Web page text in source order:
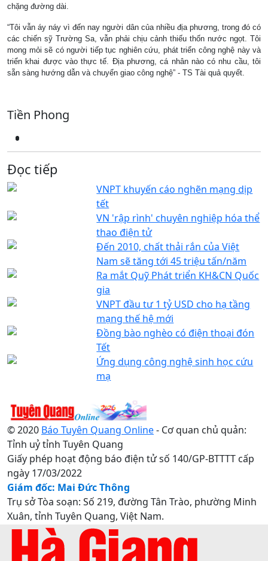
chặng đường dài.
“Tôi vẫn áy náy vì đến nay người dân của nhiều địa phương, trong đó có
các chiến sỹ Trường Sa, vẫn phải chịu cảnh thiếu thốn nước ngọt. Tôi
mong mỏi sẽ có người tiếp tục nghiên cứu, phát triển công nghệ này và
triển khai được vào thực tế. Địa phương, cá nhân nào có nhu cầu, tôi
sẵn sàng hướng dẫn và chuyển giao công nghệ” - TS Tài quả quyết.
Tiền Phong
Đọc tiếp
VNPT khuyến cáo nghẽn mạng dịp
tết
VN 'rập rình' chuyên nghiệp hóa thể
thao điện tử
Đến 2010, chất thải rắn của Việt
Nam sẽ tăng tới 45 triệu tấn/năm
Ra mắt Quỹ Phát triển KH&CN Quốc
gia
VNPT đầu tư 1 tỷ USD cho hạ tầng
mạng thế hệ mới
Đồng bào nghèo có điện thoại đón
Tết
Ứng dụng công nghệ sinh học cứu
mạ
© 2020 Báo Tuyên Quang Online- Cơ quan chủ quản:
Tỉnh uỷ tỉnh Tuyên Quang
Giấy phép hoạt động báo điện tử số 140/GP-BTTTT cấp
ngày 17/03/2022
Giám đốc: Mai Đức Thông
Trụ sở Tòa soạn: Số 219, đường Tân Trào, phường Minh
Xuân, tỉnh Tuyên Quang, Việt Nam.
Điện thoại: 0207.3822820 - 0207.3817155 / Fax:
0207.3822821 - Email: